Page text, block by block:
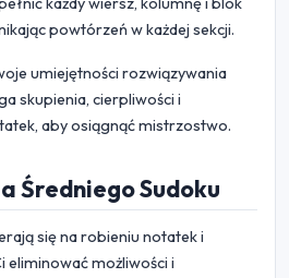
powtórzeń w każdej sekcji.
umiejętności rozwiązywania
skupienia, cierpliwości i
aby osiągnąć mistrzostwo.
Średniego Sudoku
się na robieniu notatek i
eliminować możliwości i